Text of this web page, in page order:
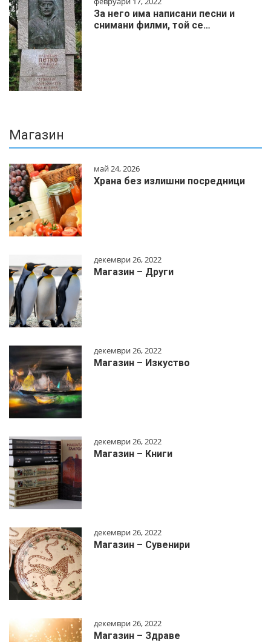
За него има написани песни и
снимани филми, той се…
Магазин
май 24, 2026
Храна без излишни посредници
декември 26, 2022
Магазин – Други
декември 26, 2022
Магазин – Изкуство
декември 26, 2022
Магазин – Книги
декември 26, 2022
Магазин – Сувенири
декември 26, 2022
Магазин – Здраве